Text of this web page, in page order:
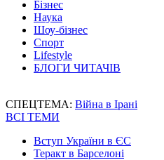
Бізнес
Наука
Шоу-бізнес
Спорт
Lifestyle
БЛОГИ ЧИТАЧІВ
СПЕЦТЕМА: Війна в Ірані
ВСІ ТЕМИ
Вступ України в ЄС
Теракт в Барселоні